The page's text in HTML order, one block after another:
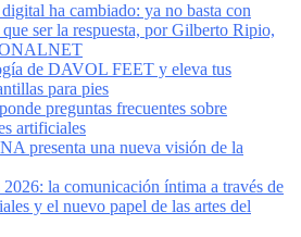
ha cambiado: ya no basta con
que ser la respuesta, por Gilberto Ripio,
de DAVOL FEET y eleva tus
para pies
preguntas frecuentes sobre
artificiales
presenta una nueva visión de la
la comunicación íntima a través de
y el nuevo papel de las artes del